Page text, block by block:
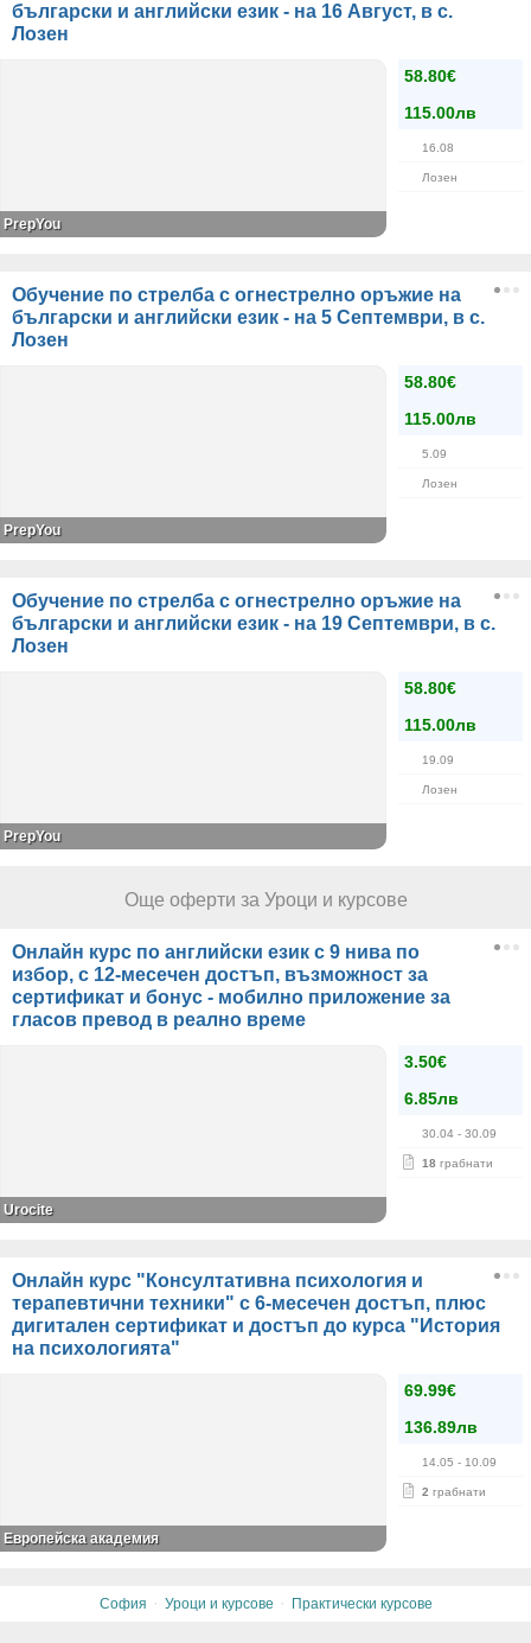
български и английски език - на 16 Август, в с.
Лозен
58.80€
115.00лв
16.08
Лозен
PrepYou
Обучение по стрелба с огнестрелно оръжие на
български и английски език - на 5 Септември, в с.
Лозен
58.80€
115.00лв
5.09
Лозен
PrepYou
Обучение по стрелба с огнестрелно оръжие на
български и английски език - на 19 Септември, в с.
Лозен
58.80€
115.00лв
19.09
Лозен
PrepYou
Още оферти за Уроци и курсове
Онлайн курс по английски език с 9 нива по
избор, с 12-месечен достъп, възможност за
сертификат и бонус - мобилно приложение за
гласов превод в реално време
3.50€
6.85лв
30.04 - 30.09
18 грабнати
Urocite
Онлайн курс "Консултативна психология и
терапевтични техники" с 6-месечен достъп, плюс
дигитален сертификат и достъп до курса "История
на психологията"
69.99€
136.89лв
14.05 - 10.09
2 грабнати
Европейска академия
София · Уроци и курсове · Практически курсове